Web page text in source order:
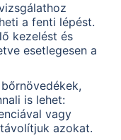
a fenti lépést.
kezelést és
esetlegesen a
is lehet:
vagy
azokat.